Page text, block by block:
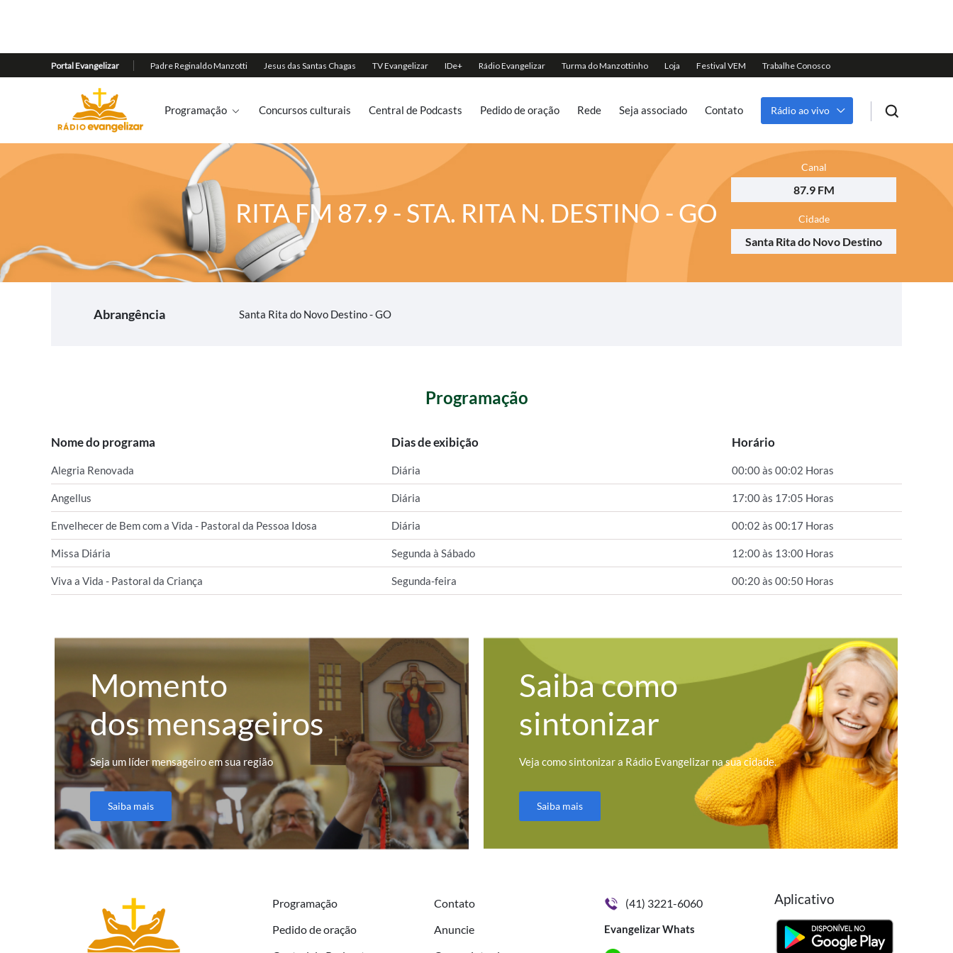
Programação Concursos culturais Central de Podcasts Pedido de oração Rede Seja associado Contato Rádio ao vivo
RITA FM 87.9 - STA. RITA N. DESTINO - GO
Canal
87.9 FM
Cidade
Santa Rita do Novo Destino
Abrangência Santa Rita do Novo Destino - GO
Programação
Nome do programa Dias de exibição Horário
Alegria Renovada Diária 00:00 às 00:02 Horas
Angellus Diária 17:00 às 17:05 Horas
Envelhecer de Bem com a Vida - Pastoral da Pessoa Idosa Diária 00:02 às 00:17 Horas
Missa Diária Segunda à Sábado 12:00 às 13:00 Horas
Viva a Vida - Pastoral da Criança Segunda-feira 00:20 às 00:50 Horas
Momento
dos mensageiros
Seja um líder mensageiro em sua região
Saiba mais
Saiba como
sintonizar
Veja como sintonizar a Rádio Evangelizar na sua cidade.
Saiba mais
Programação
Pedido de oração
Contato
Anuncie
(41) 3221-6060
Evangelizar Whats
Aplicativo